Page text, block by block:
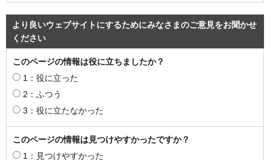
より良いウェブサイトにするためにみなさまのご意見をお聞かせ
ください
このページの情報は役に立ちましたか？
1：役に立った
2：ふつう
3：役に立たなかった
このページの情報は見つけやすかったですか？
1：見つけやすかった